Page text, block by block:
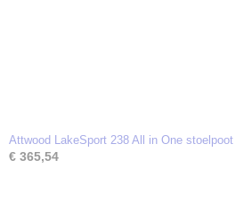
Attwood LakeSport 238 All in One stoelpoot
€ 365,54